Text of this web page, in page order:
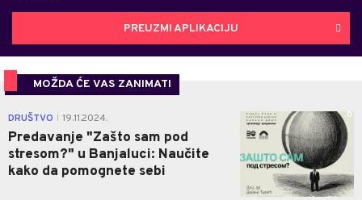
PREUZMI APLIKACIJU
MOŽDA ĆE VAS ZANIMATI
DRUŠTVO 19.11.2024.
Predavanje "Zašto sam pod
stresom?" u Banjaluci: Naučite
kako da pomognete sebi
0